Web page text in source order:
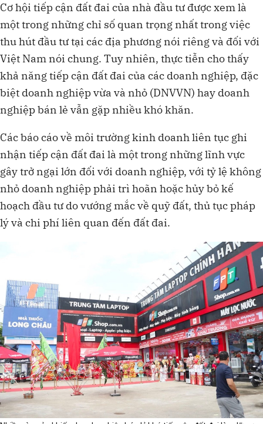
Cơ hội tiếp cận đất đai của nhà đầu tư được xem là
một trong những chỉ số quan trọng nhất trong việc
thu hút đầu tư tại các địa phương nói riêng và đối với
Việt Nam nói chung. Tuy nhiên, thực tiễn cho thấy
khả năng tiếp cận đất đai của các doanh nghiệp, đặc
biệt doanh nghiệp vừa và nhỏ (DNVVN) hay doanh
nghiệp bán lẻ vẫn gặp nhiều khó khăn.
Các báo cáo về môi trường kinh doanh liên tục ghi
nhận tiếp cận đất đai là một trong những lĩnh vực
gây trở ngại lớn đối với doanh nghiệp, với tỷ lệ không
nhỏ doanh nghiệp phải trì hoãn hoặc hủy bỏ kế
hoạch đầu tư do vướng mắc về quỹ đất, thủ tục pháp
lý và chi phí liên quan đến đất đai.